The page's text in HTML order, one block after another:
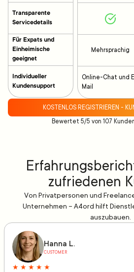
Transparente
Servicedetails
Für Expats und
Einheimische
geeignet
Individueller
Kundensupport
Mehrsprachig
Online-Chat und
Mail
KOSTENLOS REGISTRIEREN -
Bewertet 5/5 von 107
zufriedenen
Von Privatpersonen und
Unternehmen – A4ord hilft
auszubauen.
Hanna L.
CUSTOMER
★ ★ ★ ★ ★